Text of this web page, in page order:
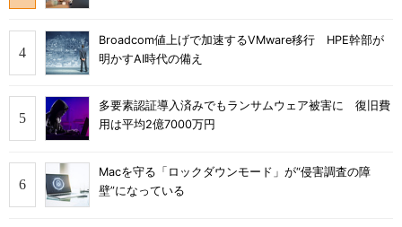
Broadcom値上げで加速するVMware移行 HPE幹部が
明かすAI時代の備え
多要素認証導入済みでもランサムウェア被害に 復旧費
用は平均2億7000万円
Macを守る「ロックダウンモード」が“侵害調査の障
壁”になっている